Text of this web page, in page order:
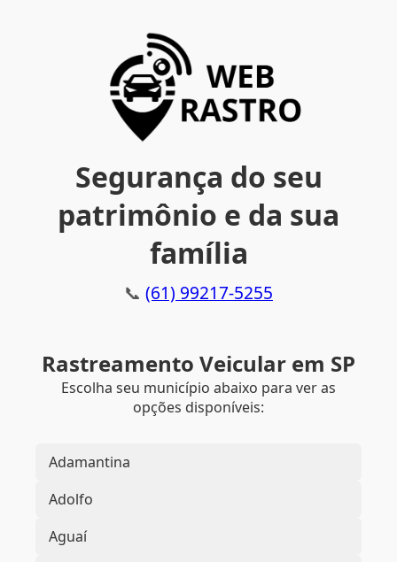
Segurança do seu
patrimônio e da sua
família
📞 (61) 99217-5255
Rastreamento Veicular em SP
Escolha seu município abaixo para ver as
opções disponíveis:
Adamantina
Adolfo
Aguaí